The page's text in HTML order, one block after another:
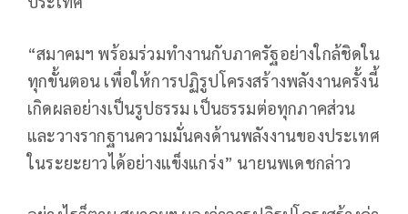
“สมาคมฯ พร้อมร่วมทำงานกับภาครัฐอย่างใกล้ชิดใน
ทุกขั้นตอน เพื่อให้การปฏิรูปโครงสร้างพลังงานครั้งนี้
เกิดผลอย่างเป็นรูปธรรม เป็นธรรมต่อทุกภาคส่วน
และวางรากฐานความมั่นคงด้านพลังงานของประเทศ
ในระยะยาวได้อย่างแข็งแกร่ง” นายนพเดชกล่าว